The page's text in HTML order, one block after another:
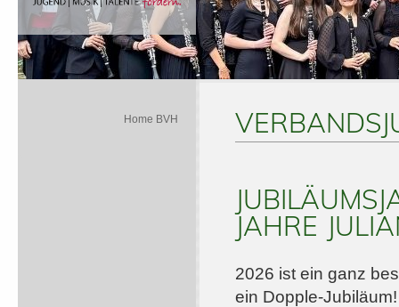
Home BVH
JAHRE
2026 ist ein ganz
ein Dopple-Jubiläum!